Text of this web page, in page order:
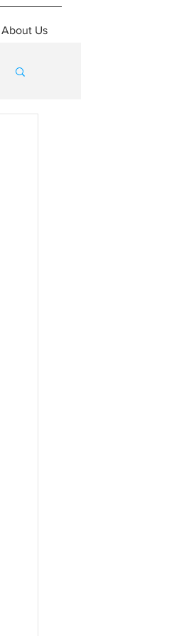
About Us